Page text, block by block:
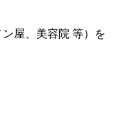
屋、美容院 等）を